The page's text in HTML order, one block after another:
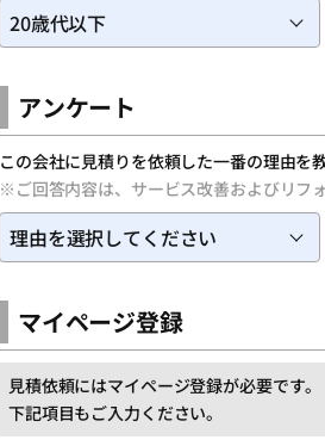
アンケート
この会社に見積りを依頼した一番の理由を
※ご回答内容は、サービス改善およびリフ
マイページ登録
見積依頼にはマイページ登録が必要です。
下記項目もご入力ください。